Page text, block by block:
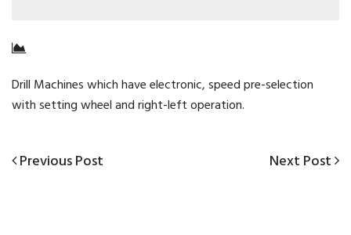
Drill Machines which have electronic, speed pre-selection
with setting wheel and right-left operation.
Navigazione
Previous
Previous Post
Next
Next Post